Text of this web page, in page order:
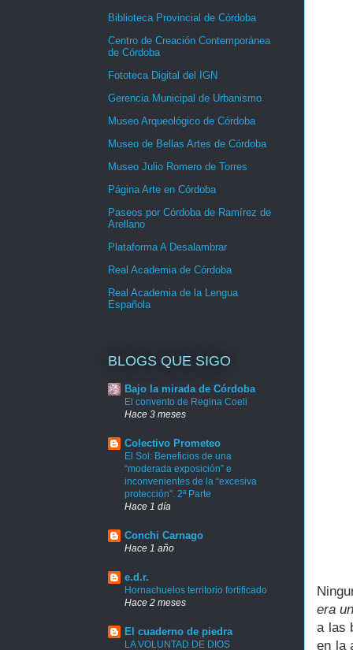
era
a las
en la
Biblioteca Provincial de Córdoba
Centro de Creación Contemporánea
de Córdoba
Fototeca Digital del IGN
Gerencia Municipal de Urbanismo
Museo Arqueológico de Córdoba
Museo de Bellas Artes de Córdoba
Museo Julio Romero de Torres
Página Arte en Córdoba
Paseos por Córdoba de Ramírez de
Arellano
Plataforma A Desalambrar
Real Academia de Córdoba
Real Academia de la Lengua
Española
BLOGS QUE SIGO
Bajo la mirada de Córdoba
El convento de Regina Coeli
Hace 3 meses
Colectivo Prometeo
El Sol: Beneficios de una
“moderada exposición” e
inconvenientes de la “excesiva
protección”. 2ª Parte
Hace 1 día
Conchi Carnago
Hace 1 año
e.d.r.
Hornachuelos territorio fortificado
Hace 2 meses
El cuaderno de piedra
LA VOLUNTAD DE DIOS